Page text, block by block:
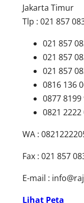
Jakarta Timur
Tlp : 021 857
021 857
021 857
021 857
0816 136
0877 8199
0821 2222
WA :
Fax : 021 857
E-mail :
Lihat Peta